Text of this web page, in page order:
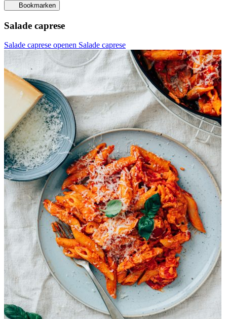
Bookmarken
Salade caprese
Salade caprese openen Salade caprese